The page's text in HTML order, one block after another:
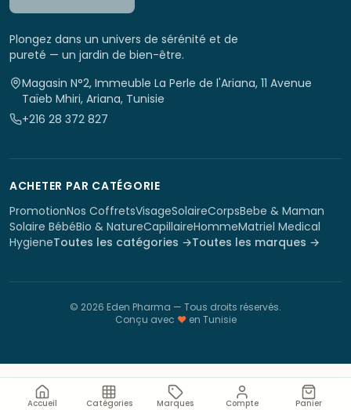
Plongez dans un univers de sérénité et de
pureté — un jardin de bien-être.
Magasin N°2, Immeuble La Perle de l'Ariana, 11 Avenue
Taïeb Mhiri, Ariana, Tunisie
+216 28 372 827
ACHETER PAR CATÉGORIE
PromotionNos CoffretsVisageSolaireCorpsBebe & Maman
Solaire BébéBio & NatureCapillaireHommeMatriel Medical
HygieneToutes les catégories →Toutes les marques →
© 2026 Eden Pharma — Tous droits réservés.
Conçu avec ♥en Tunisie
Accueil Catégories Marques Compte Panier